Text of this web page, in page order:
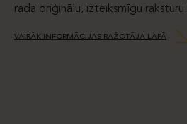
rada oriģinālu, izteiksmīgu raksturu.
VAIRĀK INFORMĀCIJAS RAŽOTĀJA LAPĀ